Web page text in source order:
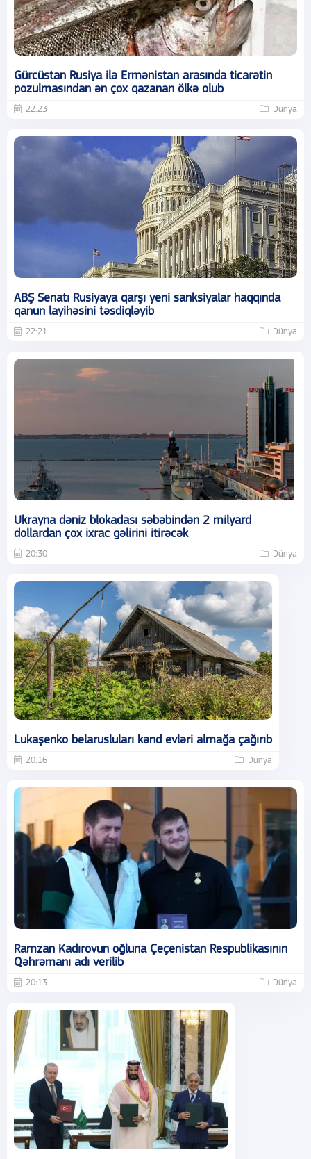
Gürcüstan Rusiya ilə Ermənistan arasında ticarətin
pozulmasından ən çox qazanan ölkə olub
22:23 Dünya
ABŞ Senatı Rusiyaya qarşı yeni sanksiyalar haqqında
qanun layihəsini təsdiqləyib
22:21 Dünya
Ukrayna dəniz blokadası səbəbindən 2 milyard
dollardan çox ixrac gəlirini itirəcək
20:30 Dünya
Lukaşenko belarusluları kənd evləri almağa çağırıb
20:16 Dünya
Ramzan Kadırovun oğluna Çeçenistan Respublikasının
Qəhrəmanı adı verilib
20:13 Dünya